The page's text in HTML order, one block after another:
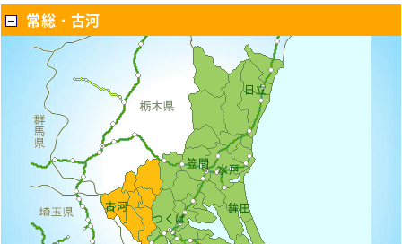
常総・古河
日立
水戸
笠間
鉾田
つくば
古河